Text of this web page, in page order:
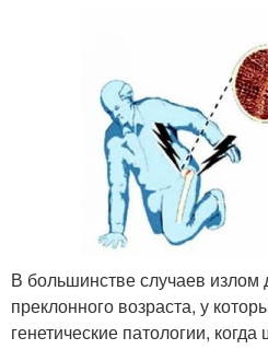
В большинстве случаев излом
преклонного возраста, у
генетические патологии, когда